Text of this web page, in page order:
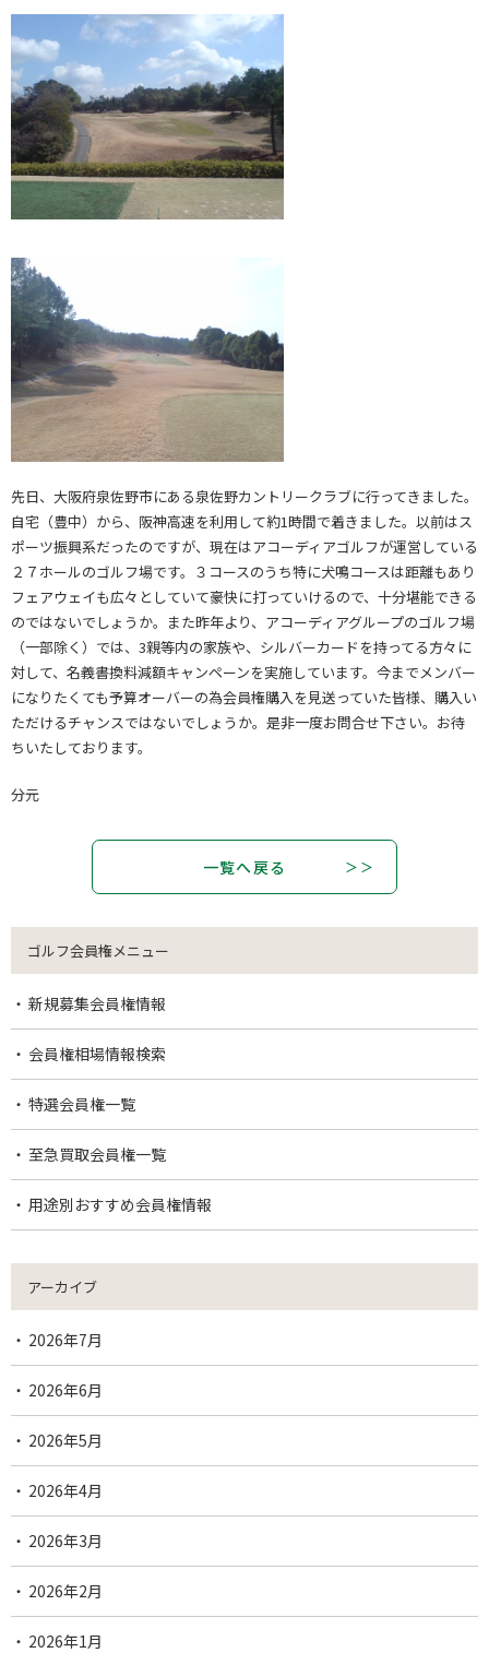
先日、大阪府泉佐野市にある泉佐野カントリークラブに行ってきました。
自宅（豊中）から、阪神高速を利用して約1時間で着きました。以前はス
ポーツ振興系だったのですが、現在はアコーディアゴルフが運営している
２７ホールのゴルフ場です。３コースのうち特に犬鳴コースは距離もあり
フェアウェイも広々としていて豪快に打っていけるので、十分堪能できる
のではないでしょうか。また昨年より、アコーディアグループのゴルフ場
（一部除く）では、3親等内の家族や、シルバーカードを持ってる方々に
対して、名義書換料減額キャンペーンを実施しています。今までメンバー
になりたくても予算オーバーの為会員権購入を見送っていた皆様、購入い
ただけるチャンスではないでしょうか。是非一度お問合せ下さい。お待
ちいたしております。
分元
一覧へ戻る
ゴルフ会員権メニュー
新規募集会員権情報
会員権相場情報検索
特選会員権一覧
至急買取会員権一覧
用途別おすすめ会員権情報
アーカイブ
2026年7月
2026年6月
2026年5月
2026年4月
2026年3月
2026年2月
2026年1月